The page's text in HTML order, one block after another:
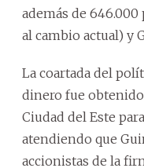
además de 646.000
al cambio actual) y
La coartada del
dinero fue
Ciudad del Este
atendiendo que
accionistas de la